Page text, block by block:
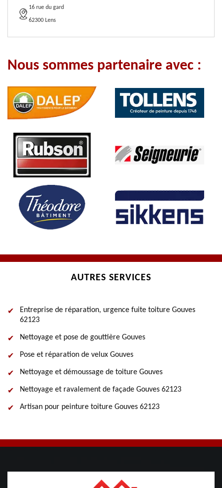
16 rue du gard
62300 Lens
Nous sommes partenaire avec :
AUTRES SERVICES
Entreprise de réparation, urgence fuite toiture Gouves
62123
Nettoyage et pose de gouttière Gouves
Pose et réparation de velux Gouves
Nettoyage et démoussage de toiture Gouves
Nettoyage et ravalement de façade Gouves 62123
Artisan pour peinture toiture Gouves 62123